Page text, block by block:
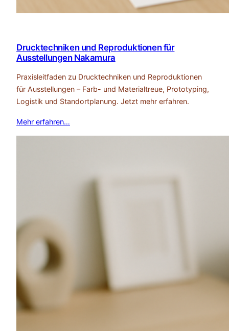
Drucktechniken und Reproduktionen für
Ausstellungen Nakamura
Praxisleitfaden zu Drucktechniken und Reproduktionen
für Ausstellungen – Farb- und Materialtreue, Prototyping,
Logistik und Standortplanung. Jetzt mehr erfahren.
Mehr erfahren…